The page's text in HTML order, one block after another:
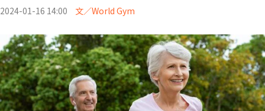
2024-01-16 14:00 文／World Gym